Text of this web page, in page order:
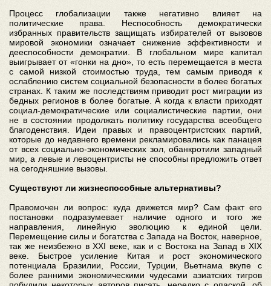
Процесс глобализации также негативно влияет на
политические права. Неспособность демократически
избранных правительств защищать избирателей от вызовов
мировой экономики означает снижение эффективности и
дееспособности демократии. В глобальном мире капитал
выигрывает от «гонки на дно», то есть перемещается в места
с самой низкой стоимостью труда, тем самым приводя к
ослаблению систем социальной безопасности в более богатых
странах. К таким же последствиям приводит рост миграции из
бедных регионов в более богатые. А когда к власти приходят
социал-демократические или социалистические партии, они
не в состоянии продолжать политику государства всеобщего
благоденствия. Идеи правых и правоцентристских партий,
которые до недавнего времени рекламировались как панацея
от всех социально-экономических зол, обанкротили западный
мир, а левые и левоцентристы не способны предложить ответ
на сегодняшние вызовы.
Существуют ли жизнеспособные альтернативы?
Правомочен ли вопрос: куда движется мир? Сам факт его
постановки подразумевает наличие одного и того же
направления, линейную эволюцию к единой цели.
Перемещение силы и богатства с Запада на Восток, наверное,
так же неизбежно в XXI веке, как и с Востока на Запад в XIX
веке. Быстрое усиление Китая и рост экономического
потенциала Бразилии, России, Турции, Вьетнама вкупе с
более ранними экономическими чудесами азиатских тигров